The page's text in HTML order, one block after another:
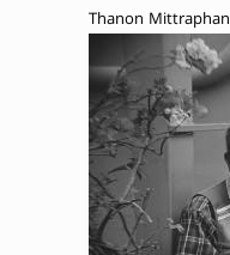
Thanon Mittraphan